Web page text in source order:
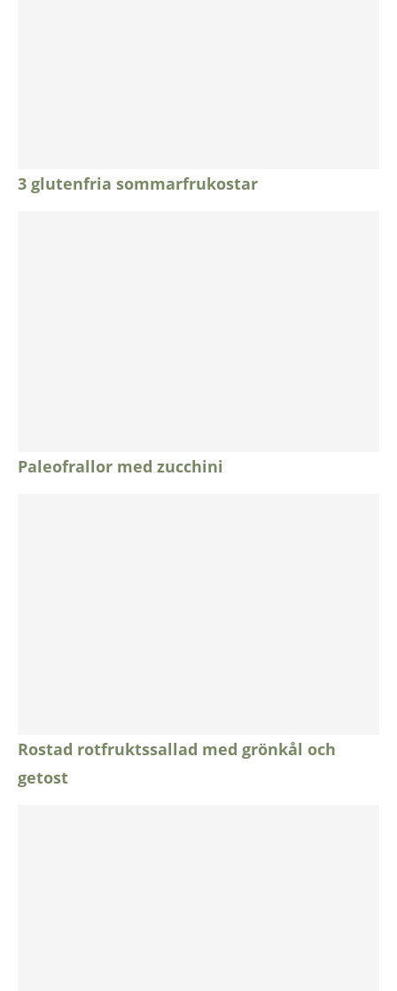
3 glutenfria sommarfrukostar
Paleofrallor med zucchini
Rostad rotfruktssallad med grönkål och
getost